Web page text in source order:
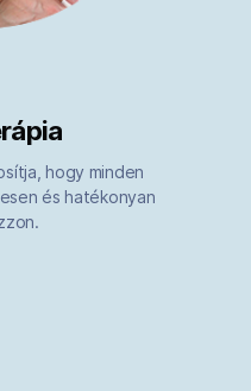
hogy minden
és hatékonyan